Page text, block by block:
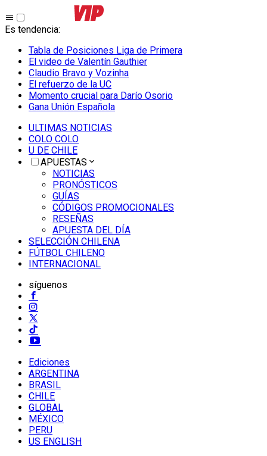
Es tendencia:
Tabla de Posiciones Liga de Primera
El video de Valentín Gauthier
Claudio Bravo y Vozinha
El refuerzo de la UC
Momento crucial para Darío Osorio
Gana Unión Española
ULTIMAS NOTICIAS
COLO COLO
U DE CHILE
APUESTAS
NOTICIAS
PRONÓSTICOS
GUÍAS
CÓDIGOS PROMOCIONALES
RESEÑAS
APUESTA DEL DÍA
SELECCIÓN CHILENA
FÚTBOL CHILENO
INTERNACIONAL
síguenos
Ediciones
ARGENTINA
BRASIL
CHILE
GLOBAL
MÉXICO
PERU
US ENGLISH